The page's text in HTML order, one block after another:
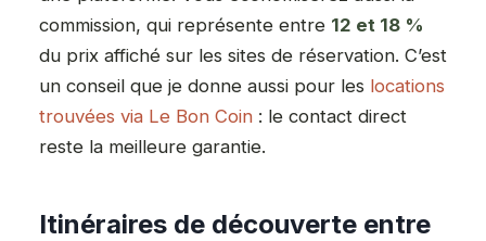
commission, qui représente entre 12 et 18 %
du prix affiché sur les sites de réservation. C’est
un conseil que je donne aussi pour les locations
trouvées via Le Bon Coin : le contact direct
reste la meilleure garantie.
Itinéraires de découverte entre